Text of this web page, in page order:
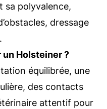
sa polyvalence,
dressage
Holsteiner ?
équilibrée, une
des contacts
attentif pour